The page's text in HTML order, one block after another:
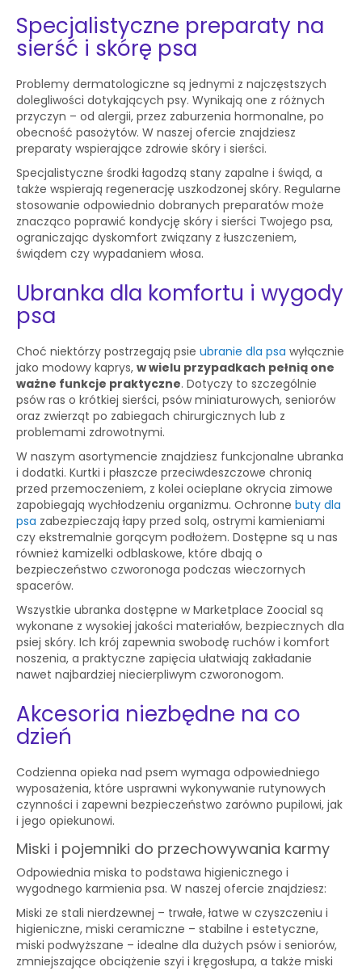
Specjalistyczne preparaty na
sierść i skórę psa
Problemy dermatologiczne są jednymi z najczęstszych
dolegliwości dotykających psy. Wynikają one z różnych
przyczyn – od alergii, przez zaburzenia hormonalne, po
obecność pasożytów. W naszej ofercie znajdziesz
preparaty wspierające zdrowie skóry i sierści.
Specjalistyczne środki łagodzą stany zapalne i świąd, a
także wspierają regenerację uszkodzonej skóry. Regularne
stosowanie odpowiednio dobranych preparatów może
znacząco poprawić kondycję skóry i sierści Twojego psa,
ograniczając dyskomfort związany z łuszczeniem,
świądem czy wypadaniem włosa.
Ubranka dla komfortu i wygody
psa
Choć niektórzy postrzegają psie ubranie dla psa wyłącznie
jako modowy kaprys, w wielu przypadkach pełnią one
ważne funkcje praktyczne. Dotyczy to szczególnie
psów ras o krótkiej sierści, psów miniaturowych, seniorów
oraz zwierząt po zabiegach chirurgicznych lub z
problemami zdrowotnymi.
W naszym asortymencie znajdziesz funkcjonalne ubranka
i dodatki. Kurtki i płaszcze przeciwdeszczowe chronią
przed przemoczeniem, z kolei ocieplane okrycia zimowe
zapobiegają wychłodzeniu organizmu. Ochronne buty dla
psa zabezpieczają łapy przed solą, ostrymi kamieniami
czy ekstremalnie gorącym podłożem. Dostępne są u nas
również kamizelki odblaskowe, które dbają o
bezpieczeństwo czworonoga podczas wieczornych
spacerów.
Wszystkie ubranka dostępne w Marketplace Zoocial są
wykonane z wysokiej jakości materiałów, bezpiecznych dla
psiej skóry. Ich krój zapewnia swobodę ruchów i komfort
noszenia, a praktyczne zapięcia ułatwiają zakładanie
nawet najbardziej niecierpliwym czworonogom.
Akcesoria niezbędne na co
dzień
Codzienna opieka nad psem wymaga odpowiedniego
wyposażenia, które usprawni wykonywanie rutynowych
czynności i zapewni bezpieczeństwo zarówno pupilowi, jak
i jego opiekunowi.
Miski i pojemniki do przechowywania karmy
Odpowiednia miska to podstawa higienicznego i
wygodnego karmienia psa. W naszej ofercie znajdziesz:
Miski ze stali nierdzewnej – trwałe, łatwe w czyszczeniu i
higieniczne, miski ceramiczne – stabilne i estetyczne,
miski podwyższane – idealne dla dużych psów i seniorów,
zmniejszające obciążenie szyi i kręgosłupa, a także miski